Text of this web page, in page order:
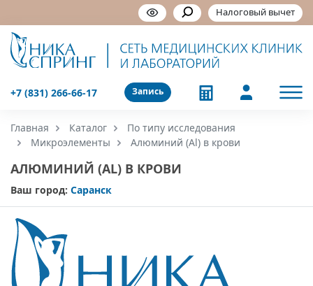
Налоговый вычет
Запись
+7 (831) 266-66-17
Главная Каталог
По типу исследования
Микроэлементы
Алюминий (Al) в крови
АЛЮМИНИЙ (AL) В КРОВИ
Ваш город: Саранск